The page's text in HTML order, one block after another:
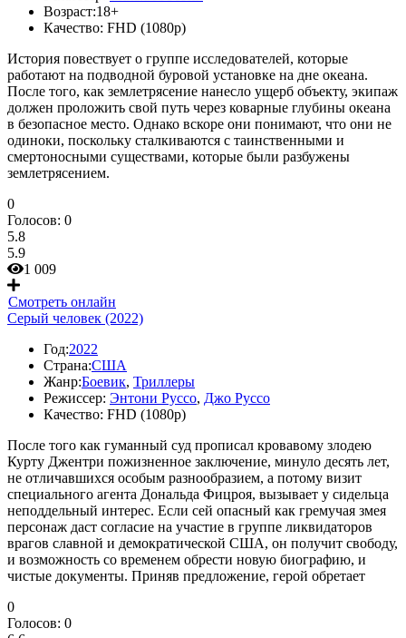
Возраст:18+
Качество: FHD (1080p)
История повествует о группе исследователей, которые
работают на подводной буровой установке на дне океана.
После того, как землетрясение нанесло ущерб объекту, экипаж
должен проложить свой путь через коварные глубины океана
в безопасное место. Однако вскоре они понимают, что они не
одиноки, поскольку сталкиваются с таинственными и
смертоносными существами, которые были разбужены
землетрясением.
0
Голосов: 0
5.8
5.9
1 009
Смотреть онлайн
Серый человек (2022)
Год:2022
Страна:США
Жанр:Боевик, Триллеры
Режиссер: Энтони Руссо, Джо Руссо
Качество: FHD (1080p)
После того как гуманный суд прописал кровавому злодею
Курту Джентри пожизненное заключение, минуло десять лет,
не отличавшихся особым разнообразием, а потому визит
специального агента Дональда Фицроя, вызывает у сидельца
неподдельный интерес. Если сей опасный как гремучая змея
персонаж даст согласие на участие в группе ликвидаторов
врагов славной и демократической США, он получит свободу,
и возможность со временем обрести новую биографию, и
чистые документы. Приняв предложение, герой обретает
0
Голосов: 0